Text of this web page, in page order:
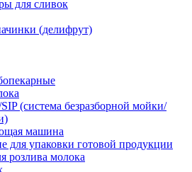
для сливок
(делифрут)
(система безразборной мойки/
машина
для упаковки готовой продукции
розлива молока